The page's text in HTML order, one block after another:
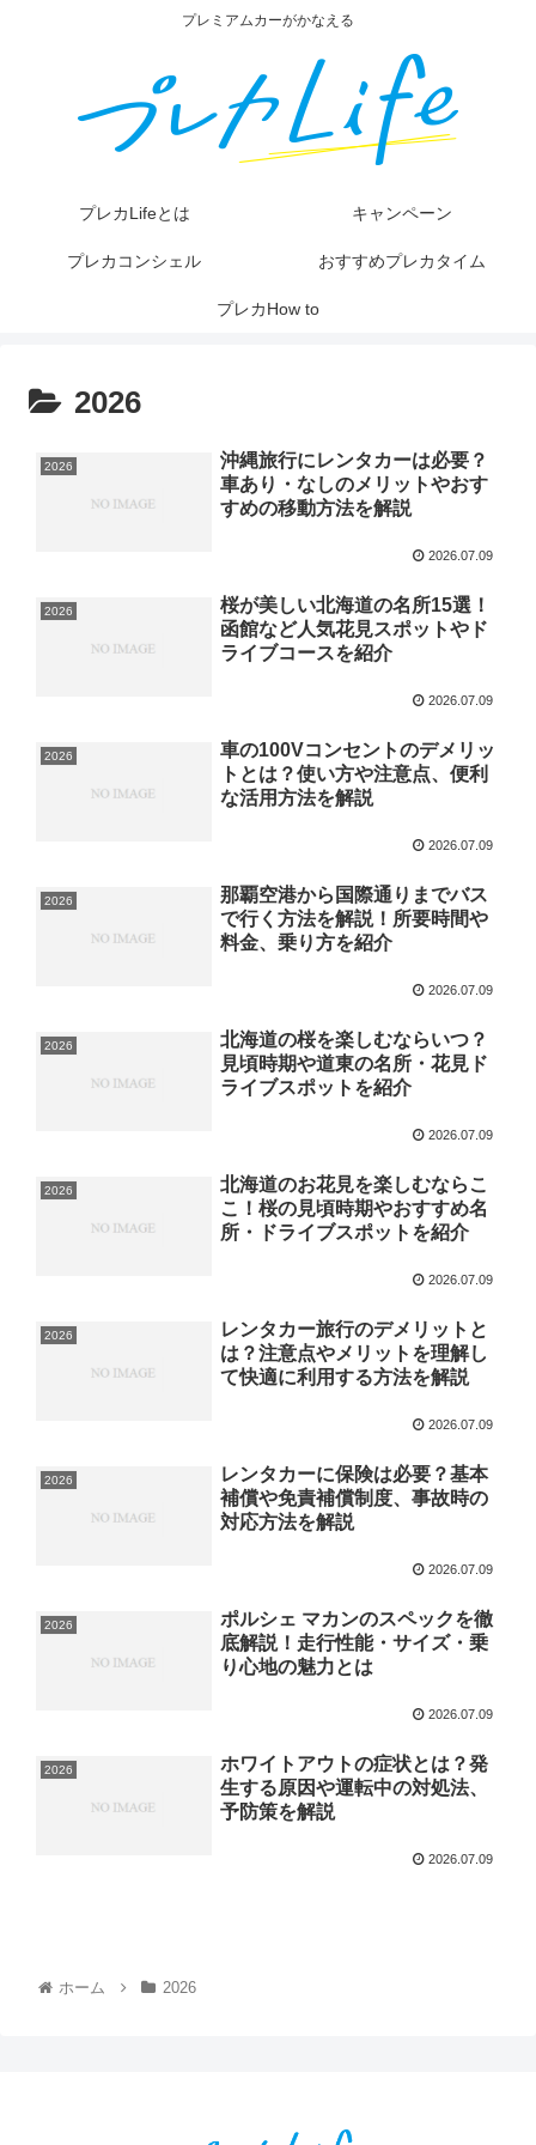
プレミアムカーがかなえる
プレカLifeとは キャンペーン
プレカコンシェル おすすめプレカタイム
プレカHow to
2026
2026
沖縄旅行にレンタカーは必要？
車あり・なしのメリットやおす
すめの移動方法を解説
2026.07.09
2026
桜が美しい北海道の名所15選！
函館など人気花見スポットやド
ライブコースを紹介
2026.07.09
2026
車の100Vコンセントのデメリッ
トとは？使い方や注意点、便利
な活用方法を解説
2026.07.09
2026
那覇空港から国際通りまでバス
で行く方法を解説！所要時間や
料金、乗り方を紹介
2026.07.09
2026
北海道の桜を楽しむならいつ？
見頃時期や道東の名所・花見ド
ライブスポットを紹介
2026.07.09
2026
北海道のお花見を楽しむならこ
こ！桜の見頃時期やおすすめ名
所・ドライブスポットを紹介
2026.07.09
2026
レンタカー旅行のデメリットと
は？注意点やメリットを理解し
て快適に利用する方法を解説
2026.07.09
2026
レンタカーに保険は必要？基本
補償や免責補償制度、事故時の
対応方法を解説
2026.07.09
2026
ポルシェ マカンのスペックを徹
底解説！走行性能・サイズ・乗
り心地の魅力とは
2026.07.09
2026
ホワイトアウトの症状とは？発
生する原因や運転中の対処法、
予防策を解説
2026.07.09
ホーム 2026